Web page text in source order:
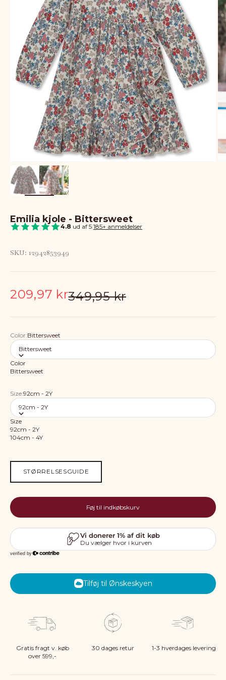
Emilia kjole - Bittersweet
4.8 ud af 5|185+ anmeldelser
SKU: 12942853949
Salgspris
209,97 krNormalpris
349,95 kr
Color:Bittersweet
Bittersweet
Color
Bittersweet
Size:92cm - 2Y
92cm - 2Y
Size
92cm - 2Y
104cm - 4Y
STØRRELSESGUIDE
Føj til indkøbskurv
Tilføj til Ønskeskyen
Gratis fragt v. køb
over 599,-
30 dages retur 1-3 hverdages levering